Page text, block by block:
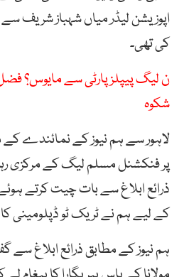
اپوزیشن لیڈر میاں شہباز شریف
کی تھی۔
ن لیگ پیپلز پارٹی سے مایوس؟
شکوہ
لاہور سے ہم نیوز کے نمائندے کے
پر فنکشنل مسلم لیگ کے مرکزی
ذرائع ابلاغ سے بات چیت کرتے
کے لیے ہم نے ٹریک ٹو ڈپلومینی کا
ہم نیوز کے مطابق ذرائع ابلاغ سے